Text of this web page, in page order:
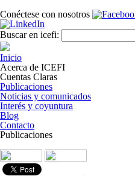
Conéctese con nosotros
Formulario de búsqueda
Buscar en icefi:
Inicio
Acerca de ICEFI
Cuentas Claras
Publicaciones
Noticias y comunicados
Interés y coyuntura
Blog
Contacto
Publicaciones